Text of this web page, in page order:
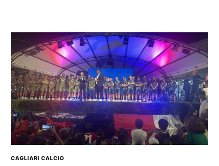
IL CAGLIARI SI PRESENTA A PULA: SEGUI LA
DIRETTA
CAGLIARI CALCIO